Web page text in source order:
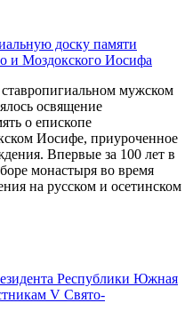
доску памяти
и Моздокского Иосифа
мужском
освящение
о епископе
Иосифе, приуроченное
Впервые за 100 лет в
монастыря во время
на русском и осетинском
Республики Южная
V Свято-